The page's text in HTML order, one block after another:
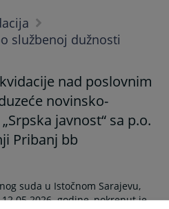
službenoj dužnosti
nad poslovnim
novinsko-
javnost“ sa p.o.
Pribanj bb
suda u Istočnom Sarajevu,
godine, pokrenut je